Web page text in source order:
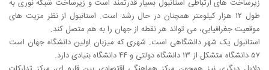
زیرساخت های ارتباطی استانبول بسیار قدرتمند است و زیرساخت شبکه نوری به
طول ۱۲ هزار کیلومتر همچنان در حال رشد است. استانبول از نظر مزیت های
موقعیت جغرافیایی، می تواند هر نقطه از جهان را به هم متصل کند.
استانبول یک شهر دانشگاهی است. شهری که میزبان اولین دانشگاه جهان است
۵۷ دانشگاه متشکل از ۱۳ دانشگاه دولتی و ۴۴ دانشگاه بنیادی دارد.